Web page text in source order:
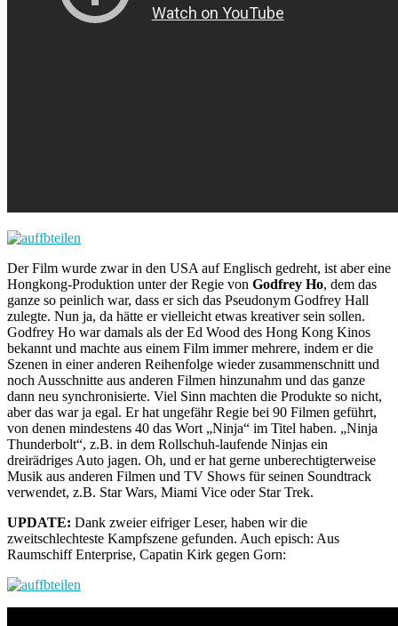
Der Film wurde zwar in den USA auf Englisch gedreht, ist aber eine
Hongkong-Produktion unter der Regie von Godfrey Ho, dem das
ganze so peinlich war, dass er sich das Pseudonym Godfrey Hall
zulegte. Nun ja, da hätte er vielleicht etwas kreativer sein sollen.
Godfrey Ho war damals als der Ed Wood des Hong Kong Kinos
bekannt und machte aus einem Film immer mehrere, indem er die
Szenen in einer anderen Reihenfolge wieder zusammenschnitt und
noch Ausschnitte aus anderen Filmen hinzunahm und das ganze
dann neu synchronisierte. Viel Sinn machten die Produkte so nicht,
aber das war ja egal. Er hat ungefähr Regie bei 90 Filmen geführt,
von denen mindestens 40 das Wort „Ninja“ im Titel haben. „Ninja
Thunderbolt“, z.B. in dem Rollschuh-laufende Ninjas ein
dreirädriges Auto jagen. Oh, und er hat gerne unberechtigterweise
Musik aus anderen Filmen und TV Shows für seinen Soundtrack
verwendet, z.B. Star Wars, Miami Vice oder Star Trek.
UPDATE: Dank zweier eifriger Leser, haben wir die
zweitschlechteste Kampfszene gefunden. Auch episch: Aus
Raumschiff Enterprise, Capatin Kirk gegen Gorn: